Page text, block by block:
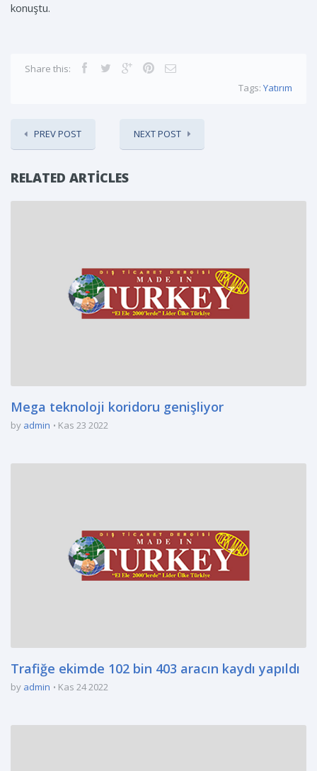
konuştu.
Share this:
Tags: Yatırım
PREV POST NEXT POST
RELATED ARTICLES
Mega teknoloji koridoru genişliyor
by admin Kas 23 2022
Trafiğe ekimde 102 bin 403 aracın kaydı yapıldı
by admin Kas 24 2022